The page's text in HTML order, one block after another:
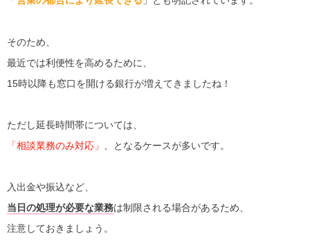
そのため、
最近では利便性を高めるために、
15時以降も窓口を開ける銀行が増えてきましたね！
ただし延長時間帯については、
「相談業務のみ対応」
、となるケースが多いです。
入出金や振込など、
当日の処理が必要な業務は制限される場合があるため、
注意しておきましょう。